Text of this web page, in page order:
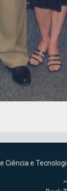
Ciência e